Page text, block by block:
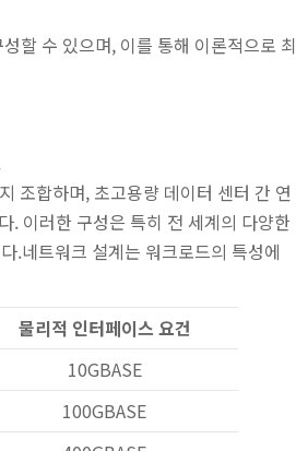
할 수 있으며, 이를 통해 이론적으로 최
조합하며, 초고용량 데이터 센터 간 연
. 이러한 구성은 특히 전 세계의 다양한
.네트워크 설계는 워크로드의 특성에
물리적 인터페이스 요건
10GBASE
100GBASE